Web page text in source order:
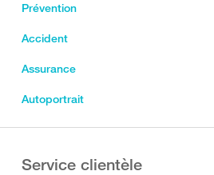
Prévention
Accident
Assurance
Autoportrait
Service clientèle